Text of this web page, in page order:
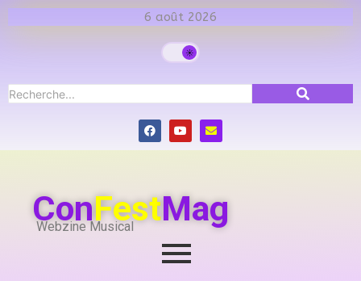
6 août 2026
ConFestMag
Webzine Musical